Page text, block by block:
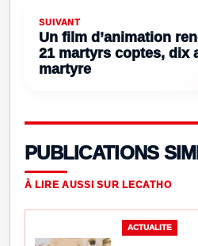
SUIVANT
Un film d’animation
21 martyrs coptes, dix
martyre
PUBLICATIONS
À LIRE AUSSI SUR LECATHO
ACTUALITE